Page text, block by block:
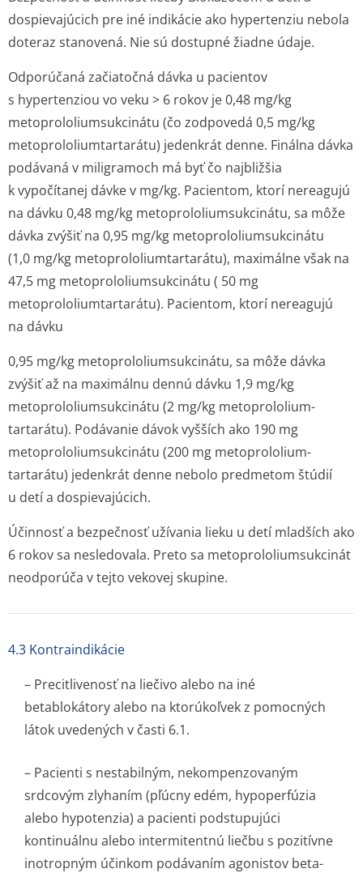
dospievajúcich pre iné indikácie ako hypertenziu nebola
doteraz stanovená. Nie sú dostupné žiadne údaje.
Odporúčaná začiatočná dávka u pacientov
s hypertenziou vo veku > 6 rokov je 0,48 mg/kg
metoprololium­sukcinátu (čo zodpovedá 0,5 mg/kg
metoprololium­tartarátu) jedenkrát denne. Finálna dávka
podávaná v miligramoch má byť čo najbližšia
k vypočítanej dávke v mg/kg. Pacientom, ktorí nereagujú
na dávku 0,48 mg/kg metoprololium­sukcinátu, sa môže
dávka zvýšiť na 0,95 mg/kg metoprololium­sukcinátu
(1,0 mg/kg metoprololium­tartarátu), maximálne však na
47,5 mg metoprololium­sukcinátu ( 50 mg
metoprololium­tartarátu). Pacientom, ktorí nereagujú
na dávku
0,95 mg/kg metoprololium­sukcinátu, sa môže dávka
zvýšiť až na maximálnu dennú dávku 1,9 mg/kg
metoprololium­sukcinátu (2 mg/kg metoprololium­
tartarátu). Podávanie dávok vyšších ako 190 mg
metoprololium­sukcinátu (200 mg metoprololium­
tartarátu) jedenkrát denne nebolo predmetom štúdií
u detí a dospievajúcich.
Účinnosť a bezpečnosť užívania lieku u detí mladších ako
6 rokov sa nesledovala. Preto sa metoprololium­sukcinát
neodporúča v tejto vekovej skupine.
4.3 Kontraindikácie
– Precitlivenosť na liečivo alebo na iné
betablokátory alebo na ktorúkoľvek z pomocných
látok uvedených v časti 6.1.
– Pacienti s nestabilným, nekompenzovaným
srdcovým zlyhaním (pľúcny edém, hypoperfúzia
alebo hypotenzia) a pacienti podstupujúci
kontinuálnu alebo intermitentnú liečbu s pozitívne
inotropným účinkom podávaním agonistov beta-